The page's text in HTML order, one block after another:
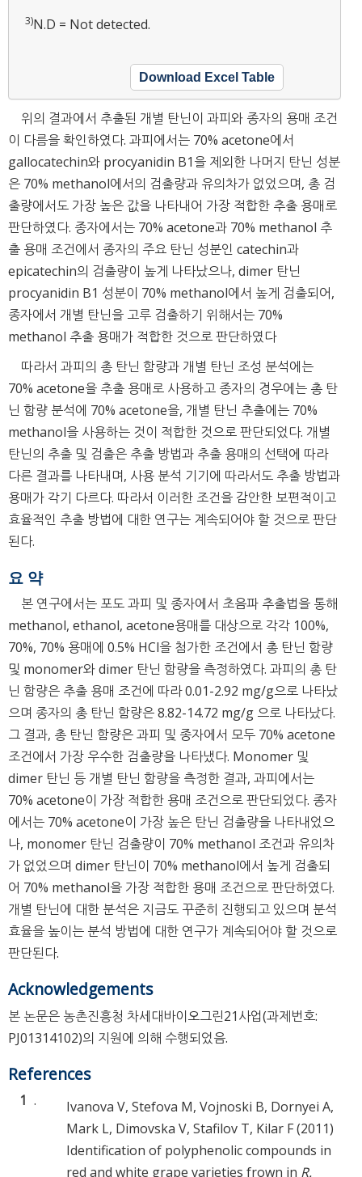
3)N.D = Not detected.
Download Excel Table
위의 결과에서 추출된 개별 탄닌이 과피와 종자의 용매 조건
이 다름을 확인하였다. 과피에서는 70% acetone에서
gallocatechin와 procyanidin B1을 제외한 나머지 탄닌 성분
은 70% methanol에서의 검출량과 유의차가 없었으며, 총 검
출량에서도 가장 높은 값을 나타내어 가장 적합한 추출 용매로
판단하였다. 종자에서는 70% acetone과 70% methanol 추
출 용매 조건에서 종자의 주요 탄닌 성분인 catechin과
epicatechin의 검출량이 높게 나타났으나, dimer 탄닌
procyanidin B1 성분이 70% methanol에서 높게 검출되어,
종자에서 개별 탄닌을 고루 검출하기 위해서는 70%
methanol 추출 용매가 적합한 것으로 판단하였다
따라서 과피의 총 탄닌 함량과 개별 탄닌 조성 분석에는
70% acetone을 추출 용매로 사용하고 종자의 경우에는 총 탄
닌 함량 분석에 70% acetone을, 개별 탄닌 추출에는 70%
methanol을 사용하는 것이 적합한 것으로 판단되었다. 개별
탄닌의 추출 및 검출은 추출 방법과 추출 용매의 선택에 따라
다른 결과를 나타내며, 사용 분석 기기에 따라서도 추출 방법과
용매가 각기 다르다. 따라서 이러한 조건을 감안한 보편적이고
효율적인 추출 방법에 대한 연구는 계속되어야 할 것으로 판단
된다.
요 약
본 연구에서는 포도 과피 및 종자에서 초음파 추출법을 통해
methanol, ethanol, acetone용매를 대상으로 각각 100%,
70%, 70% 용매에 0.5% HCl을 첨가한 조건에서 총 탄닌 함량
및 monomer와 dimer 탄닌 함량을 측정하였다. 과피의 총 탄
닌 함량은 추출 용매 조건에 따라 0.01-2.92 mg/g으로 나타났
으며 종자의 총 탄닌 함량은 8.82-14.72 mg/g 으로 나타났다.
그 결과, 총 탄닌 함량은 과피 및 종자에서 모두 70% acetone
조건에서 가장 우수한 검출량을 나타냈다. Monomer 및
dimer 탄닌 등 개별 탄닌 함량을 측정한 결과, 과피에서는
70% acetone이 가장 적합한 용매 조건으로 판단되었다. 종자
에서는 70% acetone이 가장 높은 탄닌 검출량을 나타내었으
나, monomer 탄닌 검출량이 70% methanol 조건과 유의차
가 없었으며 dimer 탄닌이 70% methanol에서 높게 검출되
어 70% methanol을 가장 적합한 용매 조건으로 판단하였다.
개별 탄닌에 대한 분석은 지금도 꾸준히 진행되고 있으며 분석
효율을 높이는 분석 방법에 대한 연구가 계속되어야 할 것으로
판단된다.
Acknowledgements
본 논문은 농촌진흥청 차세대바이오그린21사업(과제번호:
PJ01314102)의 지원에 의해 수행되었음.
References
1 .
Ivanova V, Stefova M, Vojnoski B, Dornyei A,
Mark L, Dimovska V, Stafilov T, Kilar F (2011)
Identification of polyphenolic compounds in
red and white grape varieties frown in R.